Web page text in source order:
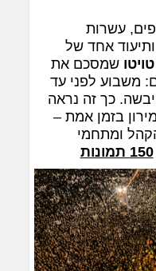
עשרות
אחד של
שמסכם את
משבוע לפני עד
כך זה נראה
בזמן אמת –
ומתחמי
150 תמונות